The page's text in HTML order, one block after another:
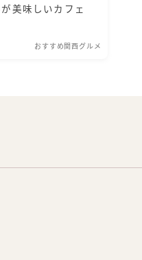
美味しいカフェ
おすすめ関西グルメ